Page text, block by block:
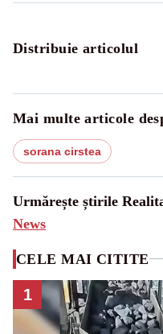
Distribuie articolul
Mai multe articole
sorana cirstea
Urmărește știrile
News
CELE MAI CITITE
1